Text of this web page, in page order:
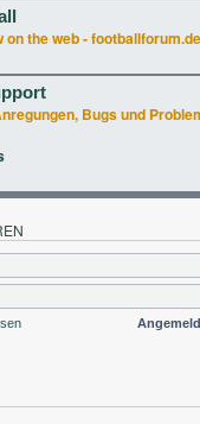
on the web -
Bugs und